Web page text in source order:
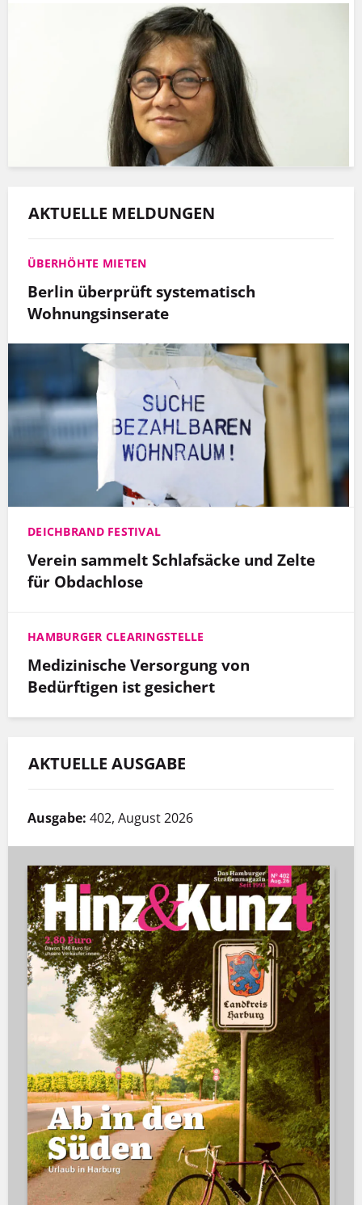
AKTUELLE MELDUNGEN
ÜBERHÖHTE MIETEN
Berlin überprüft systematisch
Wohnungsinserate
DEICHBRAND FESTIVAL
Verein sammelt Schlafsäcke und Zelte
für Obdachlose
HAMBURGER CLEARINGSTELLE
Medizinische Versorgung von
Bedürftigen ist gesichert
AKTUELLE AUSGABE
Ausgabe: 402, August 2026